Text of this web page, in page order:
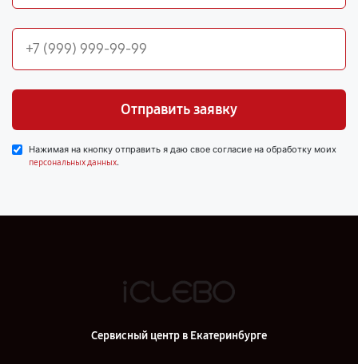
Отправить заявку
Нажимая на кнопку отправить я даю свое согласие на обработку моих
персональных данных.
Сервисный центр в Екатеринбурге